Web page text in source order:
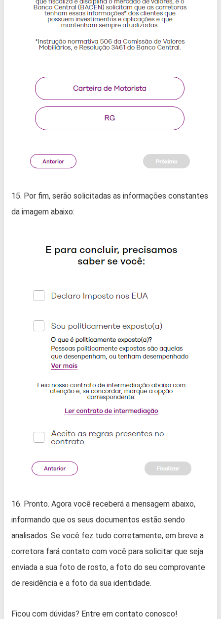
15. Por fim, serão solicitadas as informações constantes
da imagem abaixo:
16. Pronto. Agora você receberá a mensagem abaixo,
informando que os seus documentos estão sendo
analisados. Se você fez tudo corretamente, em breve a
corretora fará contato com você para solicitar que seja
enviada a sua foto de rosto, a foto do seu comprovante
de residência e a foto da sua identidade.
Ficou com dúvidas? Entre em contato conosco!